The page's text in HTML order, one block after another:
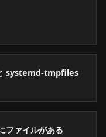
systemd-tmpfiles
ァイルがある